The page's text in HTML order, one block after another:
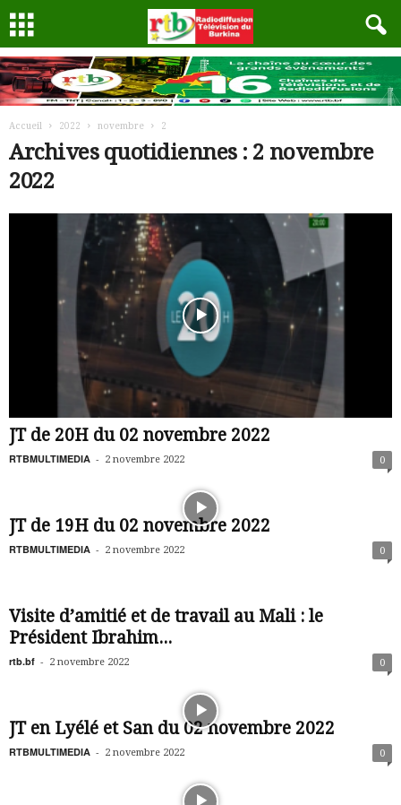
Accueil 2022 novembre 2
Archives quotidiennes : 2 novembre
2022
JT de 20H du 02 novembre 2022
RTBMULTIMEDIA - 2 novembre 2022 0
JT de 19H du 02 novembre 2022
RTBMULTIMEDIA - 2 novembre 2022 0
Visite d’amitié et de travail au Mali : le
Président Ibrahim...
rtb.bf - 2 novembre 2022 0
JT en Lyélé et San du 02 novembre 2022
RTBMULTIMEDIA - 2 novembre 2022 0